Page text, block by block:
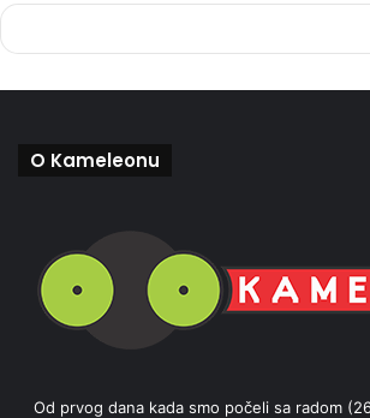
O Kameleonu
Od prvog dana kada smo počeli sa radom